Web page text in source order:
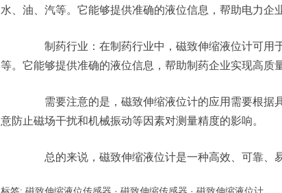
水、油、汽等。它能够提供准确的液位信息，帮助电力企
制药行业：在制药行业中，磁致伸缩液位计可用
等。它能够提供准确的液位信息，帮助制药企业实现高质
需要注意的是，磁致伸缩液位计的应用需要根据
意防止磁场干扰和机械振动等因素对测量精度的影响。
总的来说，磁致伸缩液位计是一种高效、可靠、